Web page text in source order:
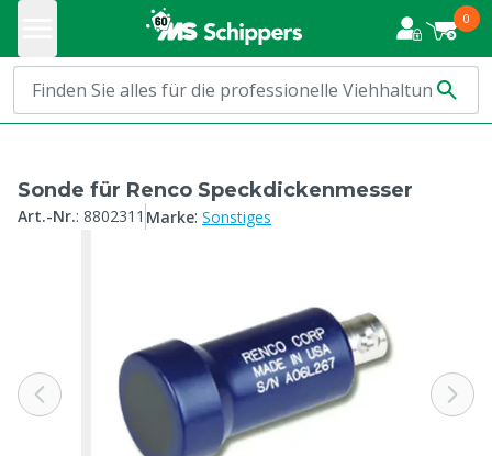
0
Sonde für Renco Speckdickenmesser
Art.-Nr.: 8802311 Marke: Sonstiges